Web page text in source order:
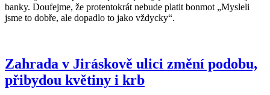
banky. Doufejme, že protentokrát nebude platit bonmot „Mysleli
jsme to dobře, ale dopadlo to jako vždycky“.
Zahrada v Jiráskově ulici změní podobu,
přibydou květiny i krb